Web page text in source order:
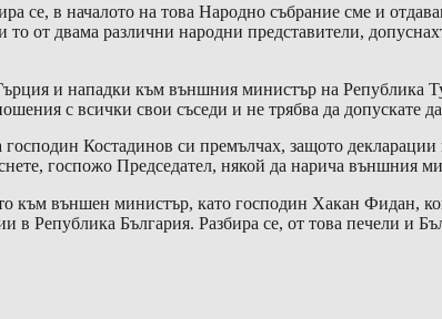
се, в началото на това Народно събрание сме и
от двама различни народни представители,
и нападки към външния министър на Република
с всички свои съседи и не трябва да допускате
Костадинов си премълчах, защото
госпожо Председател, някой да нарича външния
към външен министър, като господин Хакан Фидан,
Република България. Разбира се, от това печели и